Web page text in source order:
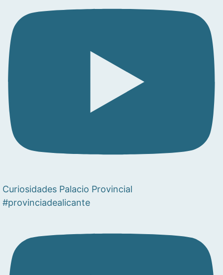
Curiosidades Palacio Provincial
#provinciadealicante